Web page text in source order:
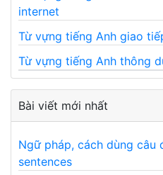
internet
Từ vựng tiếng Anh giao
Từ vựng tiếng Anh thông
Bài viết mới nhất
Ngữ pháp, cách dùng câu
sentences